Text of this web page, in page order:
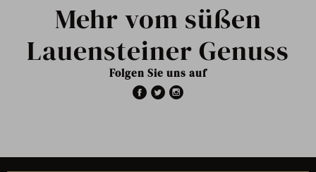
Mehr vom süßen
Lauensteiner Genuss
Folgen Sie uns auf